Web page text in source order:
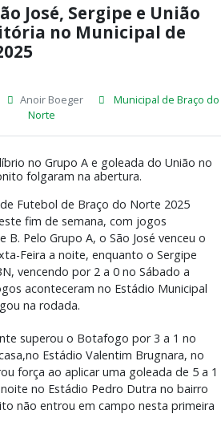
José, Sergipe e União
no Municipal de
Anoir Boeger
Municipal de Braço do
Norte
no Grupo A e goleada do União no
folgaram na abertura.
Futebol de Braço do Norte 2025
fim de semana, com jogos
Pelo Grupo A, o São José venceu o
Feira a noite, enquanto o Sergipe
vencendo por 2 a 0 no Sábado a
aconteceram no Estádio Municipal
na rodada.
superou o Botafogo por 3 a 1 no
Estádio Valentim Brugnara, no
força ao aplicar uma goleada de 5 a 1
no Estádio Pedro Dutra no bairro
não entrou em campo nesta primeira